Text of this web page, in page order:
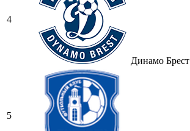
4
Динамо Брест
5